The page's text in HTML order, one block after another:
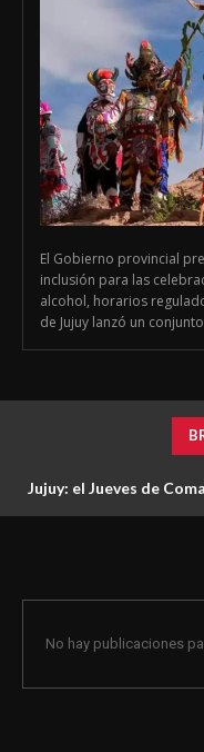
El Gobierno provincial
inclusión para las
alcohol, horarios
de Jujuy lanzó un
Jujuy: el Jueves de
No hay publicaciones